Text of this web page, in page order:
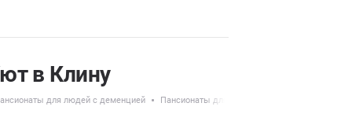
в Клину
для людей с деменцией Пансионаты для пожилых с Альцгеймером